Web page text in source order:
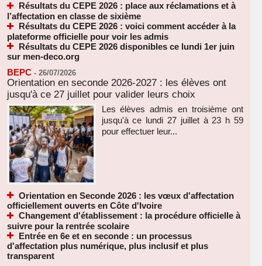
Résultats du CEPE 2026 : place aux réclamations et à
l’affectation en classe de sixième
Résultats du CEPE 2026 : voici comment accéder à la
plateforme officielle pour voir les admis
Résultats du CEPE 2026 disponibles ce lundi 1er juin
sur men-deco.org
BEPC - 26/07/2026
Orientation en seconde 2026-2027 : les élèves ont
jusqu'à ce 27 juillet pour valider leurs choix
Les élèves admis en troisième ont
jusqu'à ce lundi 27 juillet à 23 h 59
pour effectuer leur...
Orientation en Seconde 2026 : les vœux d'affectation
officiellement ouverts en Côte d'Ivoire
Changement d'établissement : la procédure officielle à
suivre pour la rentrée scolaire
Entrée en 6e et en seconde : un processus
d'affectation plus numérique, plus inclusif et plus
transparent